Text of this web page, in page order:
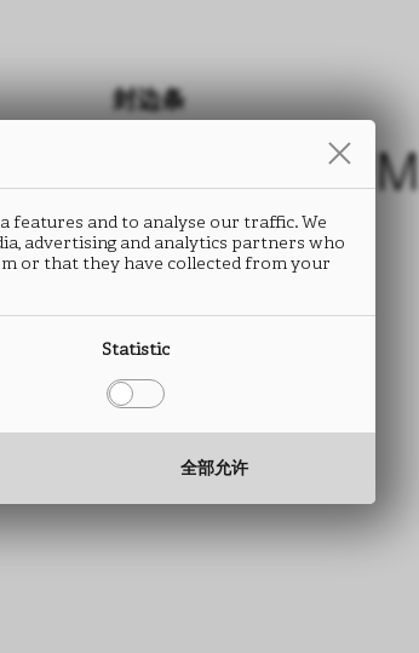
封边条
MILLENNIUM
UB15
高度： 15 至 330 mm
厚度： 0.5 至 2.0 mm
features and to analyse our traffic. We
advertising and analytics partners who
or that they have collected from your
Statistic
全部允许